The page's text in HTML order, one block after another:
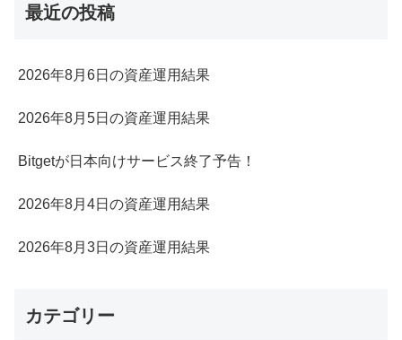
最近の投稿
2026年8月6日の資産運用結果
2026年8月5日の資産運用結果
Bitgetが日本向けサービス終了予告！
2026年8月4日の資産運用結果
2026年8月3日の資産運用結果
カテゴリー